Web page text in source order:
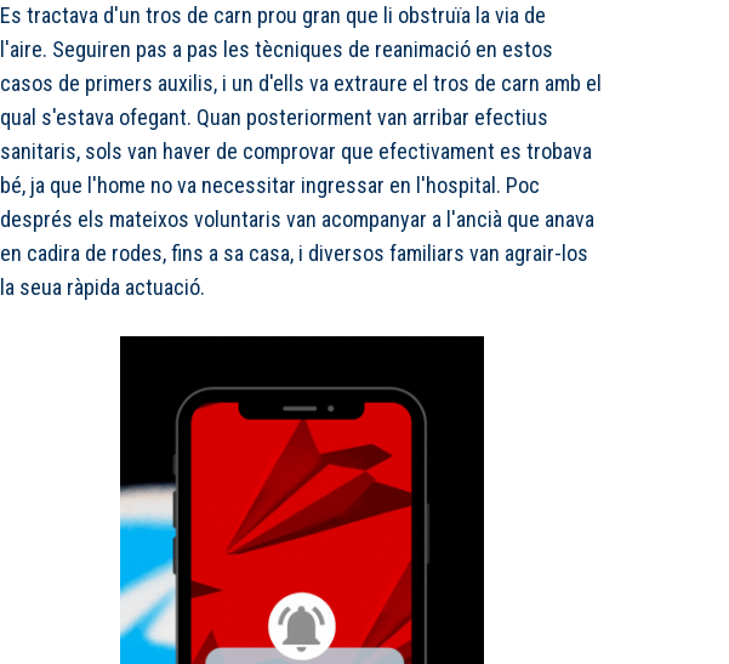
Es tractava d'un tros de carn prou gran que li obstruïa la via de
l'aire. Seguiren pas a pas les tècniques de reanimació en estos
casos de primers auxilis, i un d'ells va extraure el tros de carn amb el
qual s'estava ofegant. Quan posteriorment van arribar efectius
sanitaris, sols van haver de comprovar que efectivament es trobava
bé, ja que l'home no va necessitar ingressar en l'hospital. Poc
després els mateixos voluntaris van acompanyar a l'ancià que anava
en cadira de rodes, fins a sa casa, i diversos familiars van agrair-los
la seua ràpida actuació.